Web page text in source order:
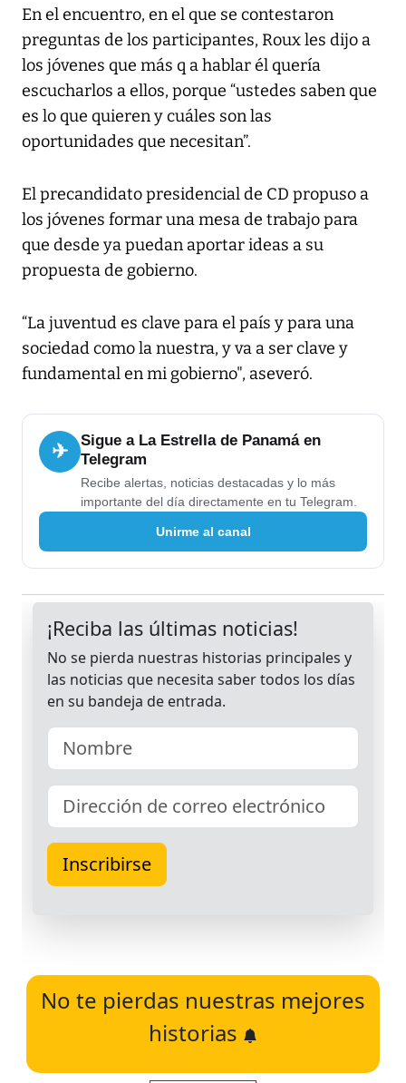
En el encuentro, en el que se contestaron
preguntas de los participantes, Roux les dijo a
los jóvenes que más q a hablar él quería
escucharlos a ellos, porque “ustedes saben que
es lo que quieren y cuáles son las
oportunidades que necesitan”.
El precandidato presidencial de CD propuso a
los jóvenes formar una mesa de trabajo para
que desde ya puedan aportar ideas a su
propuesta de gobierno.
“La juventud es clave para el país y para una
sociedad como la nuestra, y va a ser clave y
fundamental en mi gobierno", aseveró.
✈
Sigue a La Estrella de Panamá en
Telegram
Recibe alertas, noticias destacadas y lo más
importante del día directamente en tu Telegram.
Unirme al canal
No te pierdas nuestras mejores
historias